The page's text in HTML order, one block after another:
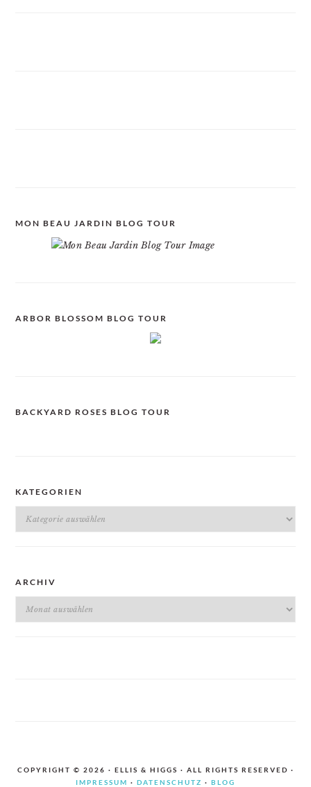
MON BEAU JARDIN BLOG TOUR
ARBOR BLOSSOM BLOG TOUR
BACKYARD ROSES BLOG TOUR
KATEGORIEN
Kategorien
ARCHIV
Archiv
COPYRIGHT © 2026 · ELLIS & HIGGS · ALL RIGHTS RESERVED ·
IMPRESSUM · DATENSCHUTZ · BLOG